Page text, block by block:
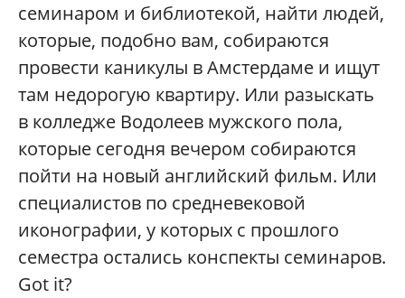
семинаром и библиотекой, найти людей,
которые, подобно вам, собираются
провести каникулы в Амстердаме и ищут
там недорогую квартиру. Или разыскать
в колледже Водолеев мужского пола,
которые сегодня вечером собираются
пойти на новый английский фильм. Или
специалистов по средневековой
иконографии, у которых с прошлого
семестра остались конспекты семинаров.
Got it?